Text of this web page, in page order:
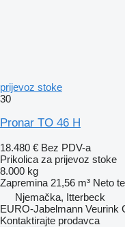
prijevoz stoke
30
Pronar TO 46 H
18.480 € Bez PDV-a
Prikolica za prijevoz stoke
8.000 kg
Zapremina 21,56 m³ Neto
Njemačka, Itterbeck
EURO-Jabelmann Veurink
Kontaktirajte prodavca